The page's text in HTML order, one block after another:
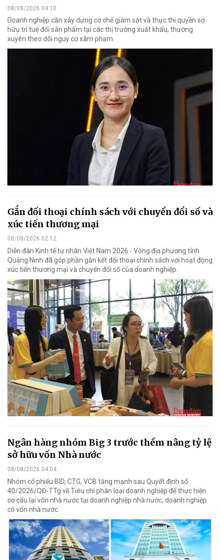
08/08/2026 04:10
Doanh nghiệp cần xây dựng cơ chế giám sát và thực thi quyền sở
hữu trí tuệ đối sản phẩm tại các thị trường xuất khẩu, thường
xuyên theo dõi nguy cơ xâm phạm.
Gắn đối thoại chính sách với chuyển đổi số và
xúc tiến thương mại
08/08/2026 02:12
Diễn đàn Kinh tế tư nhân Việt Nam 2026 - Vòng địa phương tỉnh
Quảng Ninh đã góp phần gắn kết đối thoại chính sách với hoạt động
xúc tiến thương mại và chuyển đổi số của doanh nghiệp.
Ngân hàng nhóm Big 3 trước thềm nâng tỷ lệ
sở hữu vốn Nhà nước
08/08/2026 04:04
Nhóm cổ phiếu BID, CTG, VCB tăng mạnh sau Quyết định số
40/2026/QĐ-TTg về Tiêu chí phân loại doanh nghiệp để thực hiện
cơ cấu lại vốn nhà nước tại doanh nghiệp nhà nước, doanh nghiệp
có vốn nhà nước.